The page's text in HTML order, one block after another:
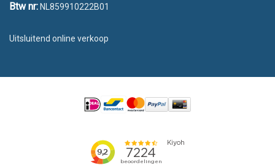
Btw nr: NL859910222B01
Uitsluitend online verkoop